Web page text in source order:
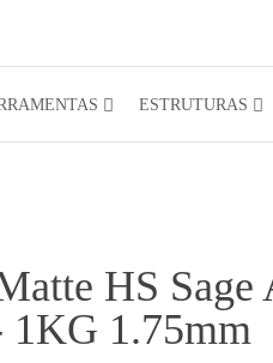
ESTRUTURAS
HS
1KG 1.75mm